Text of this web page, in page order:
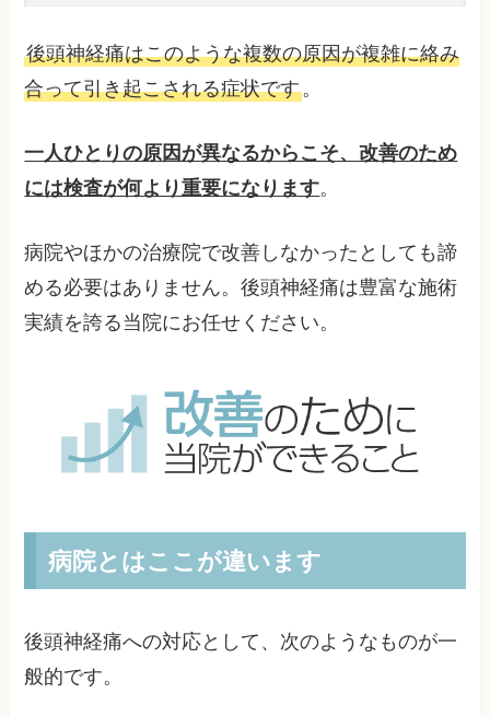
後頭神経痛はこのような複数の原因が複雑に絡み
合って引き起こされる症状です。
一人ひとりの原因が異なるからこそ、改善のため
には検査が何より重要になります。
病院やほかの治療院で改善しなかったとしても諦
める必要はありません。後頭神経痛は豊富な施術
実績を誇る当院にお任せください。
病院とはここが違います
後頭神経痛への対応として、次のようなものが一
般的です。